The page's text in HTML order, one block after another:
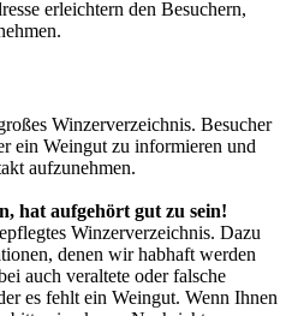
erleichtern den Besuchern,
Winzerverzeichnis. Besucher
ein Weingut zu informieren und
aufzunehmen.
hat aufgehört gut zu sein!
Winzerverzeichnis. Dazu
denen wir habhaft werden
auch veraltete oder falsche
es fehlt ein Weingut. Wenn Ihnen